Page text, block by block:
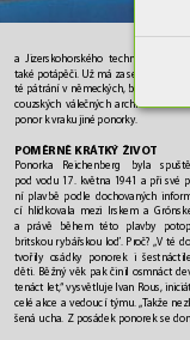
a Jizerskohorského technického
také potápěči. Už má za sebou
té pátrání v německých, britských a
couzských válečných archivech a
ponor k vraku jiné ponorky.
POMĚRNĚ KRÁTKÝ ŽIVOT
Ponorka Reichenberg byla
pod vodu 17. května 1941 a při své
ní plavbě podle dochovaných
cí hlídkovala mezi Irskem a
a
právě během této plavby
britskou rybářskou loď. Proč? „V té
tvořily osádky ponorek i
děti. Běžný věk pak činil osmnáct
tenáct let,“ vysvětluje Ivan Rous,
celé akce a vedoucí týmu. „Takže
šená ucha. Z posádek ponorek se